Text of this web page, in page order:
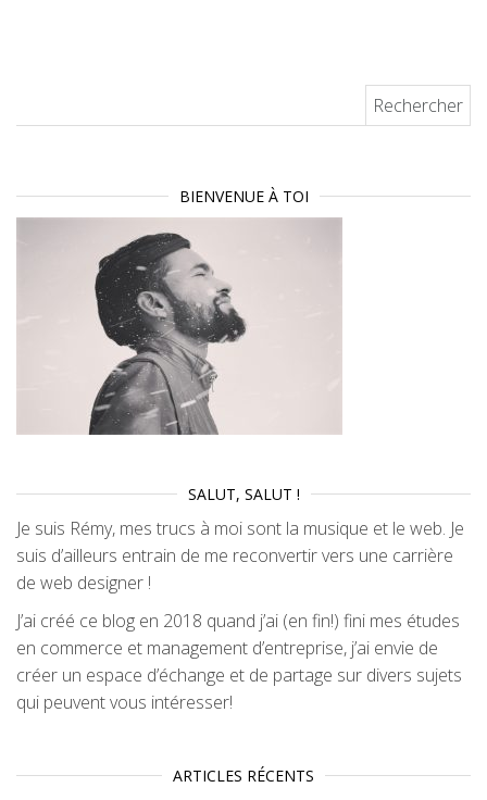
BIENVENUE À TOI
SALUT, SALUT !
Je suis Rémy, mes trucs à moi sont la musique et le web. Je
suis d’ailleurs entrain de me reconvertir vers une carrière
de web designer !
J’ai créé ce blog en 2018 quand j’ai (en fin!) fini mes études
en commerce et management d’entreprise, j’ai envie de
créer un espace d’échange et de partage sur divers sujets
qui peuvent vous intéresser!
ARTICLES RÉCENTS